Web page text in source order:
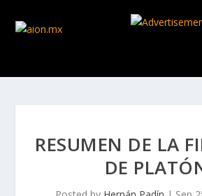
RESUMEN DE LA
DE